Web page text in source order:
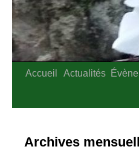
Accueil Actualités
Archives